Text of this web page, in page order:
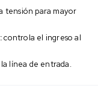
tensión para mayor
controla el ingreso al
línea de entrada.